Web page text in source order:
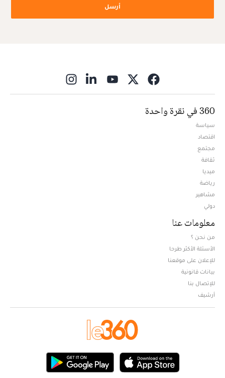
أرسل
360 في نقرة واحدة
سياسة
اقتصاد
مجتمع
ثقافة
ميديا
رياضة
مشاهير
دولي
معلومات عنا
من نحن ؟
الأسئلة الأكثر طرحا
للإعلان على موقعنا
بيانات قانونية
للإتصال بنا
أرشيف